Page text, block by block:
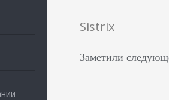
Sistrix
Заметили